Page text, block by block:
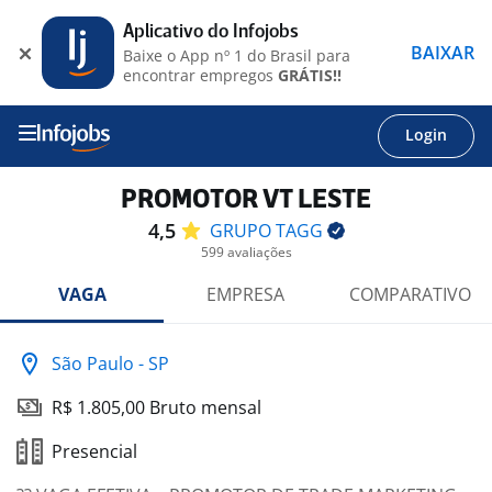
Login
PROMOTOR VT LESTE
4,5 GRUPOTAGG
599 avaliações
VAGA EMPRESA COMPARATIVO
São Paulo - SP
R$ 1.805,00 Bruto mensal
Presencial
Aplicativo do Infojobs
Baixe o App nº 1 do Brasil para
encontrar empregos GRÁTIS!!
BAIXAR